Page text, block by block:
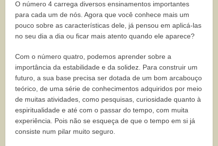
O número 4 carrega diversos ensinamentos importantes
para cada um de nós. Agora que você conhece mais um
pouco sobre as características dele, já pensou em aplicá-las
no seu dia a dia ou ficar mais atento quando ele aparece?
Com o número quatro, podemos aprender sobre a
importância da estabilidade e da solidez. Para construir um
futuro, a sua base precisa ser dotada de um bom arcabouço
teórico, de uma série de conhecimentos adquiridos por meio
de muitas atividades, como pesquisas, curiosidade quanto à
espiritualidade e até com o passar do tempo, com muita
experiência. Pois não se esqueça de que o tempo em si já
consiste num pilar muito seguro.